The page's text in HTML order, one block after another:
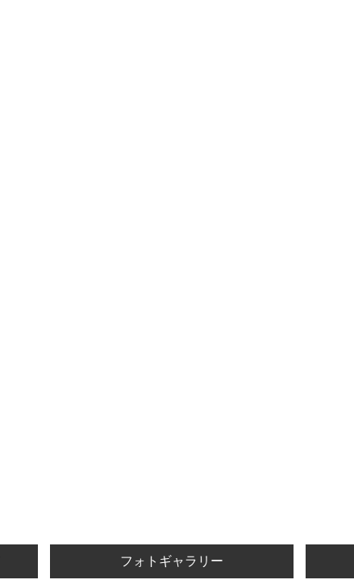
フォトギャラリー